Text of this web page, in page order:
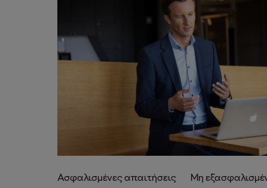
Ασφαλισμένες απαιτήσεις Μη